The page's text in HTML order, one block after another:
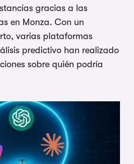
gracias a las
en Monza. Con un
varias plataformas
predictivo han realizado
sobre quién podría